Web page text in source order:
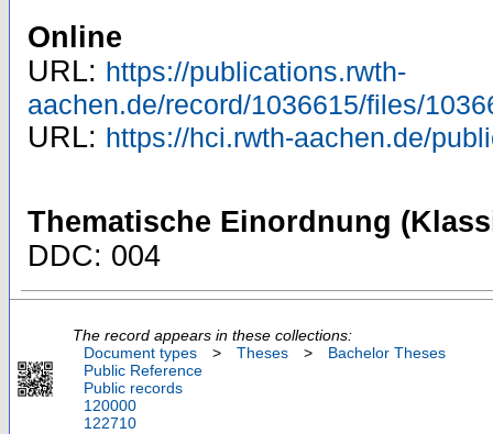
Online
URL: https://publications.rwth-
aachen.de/record/1036615/files/
URL: https://hci.rwth-aachen.de/
Thematische Einordnung
DDC: 004
The record appears in these collections:
Document types
> Theses >
Bachelor Theses
Public Reference
Public records
120000
122710